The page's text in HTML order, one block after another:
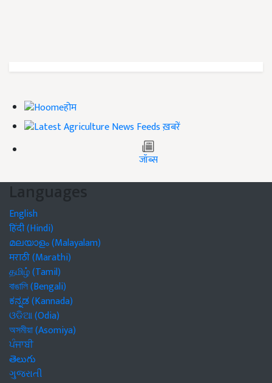
होम
ख़बरें
जॉब्स
Languages
English
हिंदी (Hindi)
മലയാളം (Malayalam)
मराठी (Marathi)
தமிழ் (Tamil)
বাঙালি (Bengali)
ಕನ್ನಡ (Kannada)
ଓଡିଆ (Odia)
অসমীয়া (Asomiya)
ਪੰਜਾਬੀ
తెలుగు
ગુજરાતી